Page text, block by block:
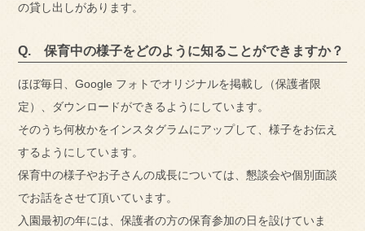
の貸し出しがあります。
Q. 保育中の様子をどのように知ることができますか？
ほぼ毎日、Google フォトでオリジナルを掲載し（保護者限
定）、ダウンロードができるようにしています。
そのうち何枚かをインスタグラムにアップして、様子をお伝え
するようにしています。
保育中の様子やお子さんの成長については、懇談会や個別面談
でお話をさせて頂いています。
入園最初の年には、保護者の方の保育参加の日を設けていま